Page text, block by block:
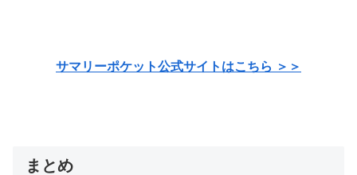
サマリーポケット公式サイトはこちら ＞＞
まとめ